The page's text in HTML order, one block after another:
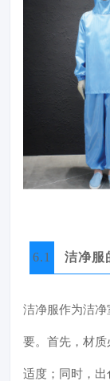
6.1 洁净服
洁净服作为洁
要。首先，材
适度；同时，